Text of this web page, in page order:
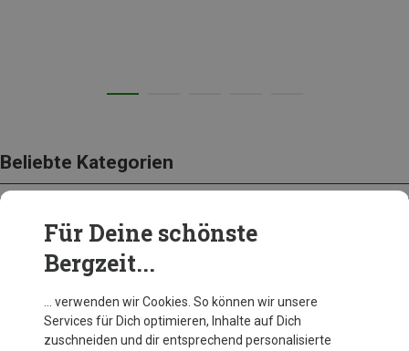
Beliebte Kategorien
BEKLEIDUNG
Für Deine schönste
Bergzeit...
… verwenden wir Cookies. So können wir unsere
Services für Dich optimieren, Inhalte auf Dich
zuschneiden und dir entsprechend personalisierte